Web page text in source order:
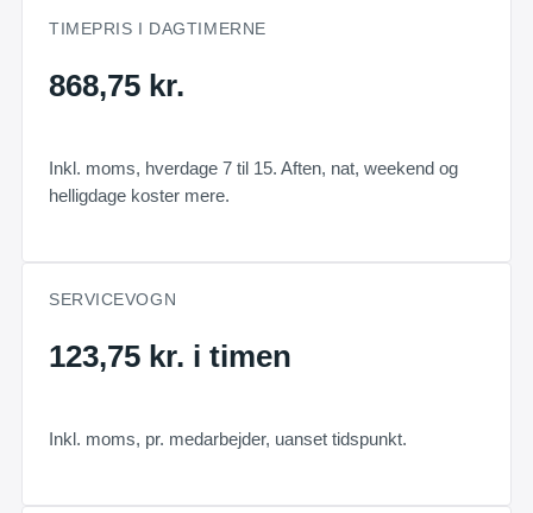
TIMEPRIS I DAGTIMERNE
868,75 kr.
Inkl. moms, hverdage 7 til 15. Aften, nat, weekend og
helligdage koster mere.
SERVICEVOGN
123,75 kr. i timen
Inkl. moms, pr. medarbejder, uanset tidspunkt.